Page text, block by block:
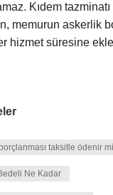
Kıdem tazminatı
memurun askerlik
hizmet süresine
taksitle ödenir mi
Ne Kadar